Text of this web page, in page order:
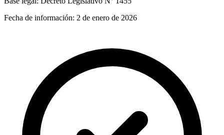
Fecha de información: 2 de enero de 2026